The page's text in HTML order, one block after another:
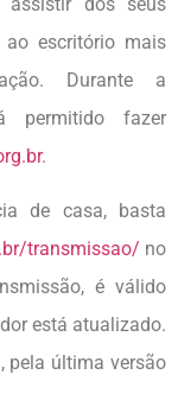
ao escritório mais
Durante a
permitido fazer
.
de casa, basta
transmissao/ no
é válido
está atualizado.
pela última versão